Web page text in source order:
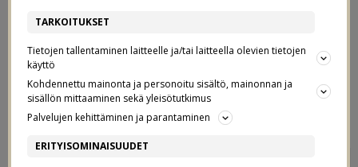
HOTELLISSA HELSINGISSÄ PARAS HETKI, KAHVIHETKI
MEIDÄN KOTI – KEITTIÖ
TARKOITUKSET
Tietojen tallentaminen laitteelle ja/tai laitteella olevien tietojen
käyttö
Kohdennettu mainonta ja personoitu sisältö, mainonnan ja
sisällön mittaaminen sekä yleisötutkimus
Palvelujen kehittäminen ja parantaminen
ERITYISOMINAISUUDET